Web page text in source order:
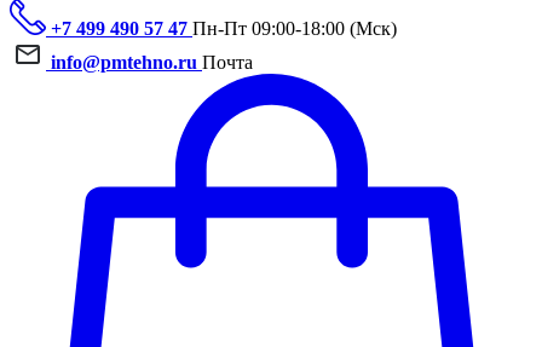
+7 499 490 57 47 Пн-Пт 09:00-18:00 (Мск)
info@pmtehno.ru Почта